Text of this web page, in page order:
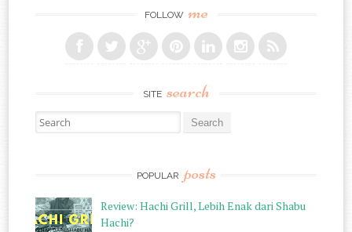
FOLLOW me
SITE search
Search for:
POPULAR posts
Review: Hachi Grill, Lebih Enak dari Shabu
Hachi?